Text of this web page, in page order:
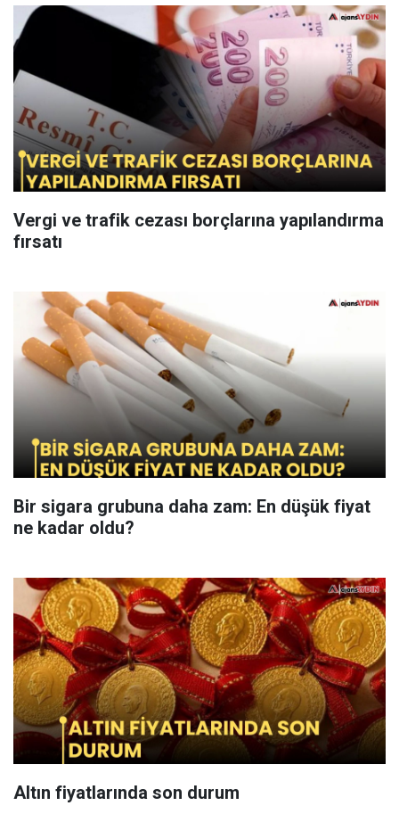
Vergi ve trafik cezası borçlarına yapılandırma
fırsatı
Bir sigara grubuna daha zam: En düşük fiyat
ne kadar oldu?
Altın fiyatlarında son durum